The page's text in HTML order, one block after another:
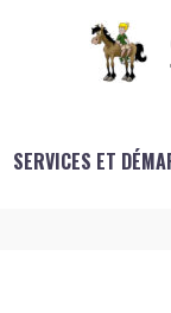
SERVICES ET